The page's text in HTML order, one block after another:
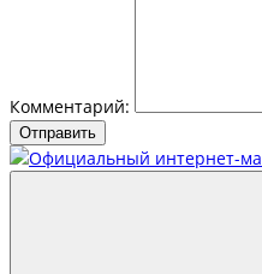
Комментарий:
Отправить